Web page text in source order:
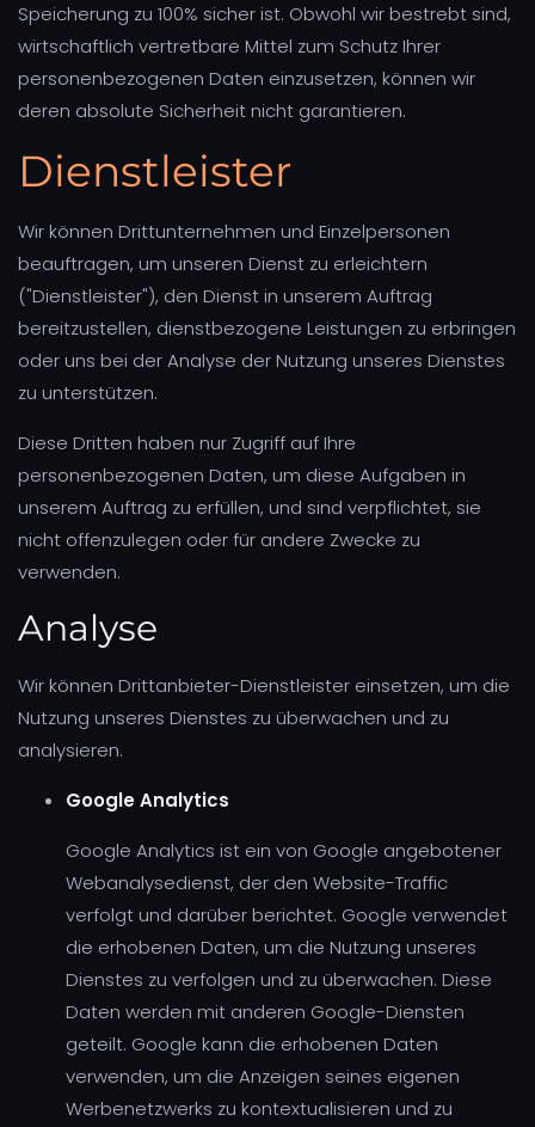
Speicherung zu 100% sicher ist. Obwohl wir bestrebt sind,
wirtschaftlich vertretbare Mittel zum Schutz Ihrer
personenbezogenen Daten einzusetzen, können wir
deren absolute Sicherheit nicht garantieren.
Dienstleister
Wir können Drittunternehmen und Einzelpersonen
beauftragen, um unseren Dienst zu erleichtern
("Dienstleister"), den Dienst in unserem Auftrag
bereitzustellen, dienstbezogene Leistungen zu erbringen
oder uns bei der Analyse der Nutzung unseres Dienstes
zu unterstützen.
Diese Dritten haben nur Zugriff auf Ihre
personenbezogenen Daten, um diese Aufgaben in
unserem Auftrag zu erfüllen, und sind verpflichtet, sie
nicht offenzulegen oder für andere Zwecke zu
verwenden.
Analyse
Wir können Drittanbieter-Dienstleister einsetzen, um die
Nutzung unseres Dienstes zu überwachen und zu
analysieren.
Google Analytics
Google Analytics ist ein von Google angebotener
Webanalysedienst, der den Website-Traffic
verfolgt und darüber berichtet. Google verwendet
die erhobenen Daten, um die Nutzung unseres
Dienstes zu verfolgen und zu überwachen. Diese
Daten werden mit anderen Google-Diensten
geteilt. Google kann die erhobenen Daten
verwenden, um die Anzeigen seines eigenen
Werbenetzwerks zu kontextualisieren und zu